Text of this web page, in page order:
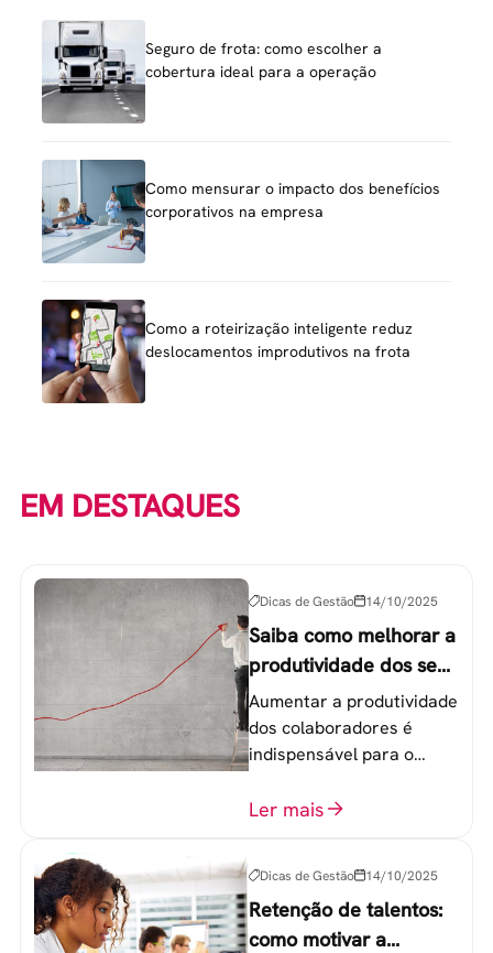
Seguro de frota: como escolher a
cobertura ideal para a operação
Como mensurar o impacto dos benefícios
corporativos na empresa
Como a roteirização inteligente reduz
deslocamentos improdutivos na frota
EM DESTAQUES
Dicas de Gestão 14/10/2025
Saiba como melhorar a
produtividade dos seus
colaboradores
Aumentar a produtividade
dos colaboradores é
indispensável para o
equipe de trabalho. 6
Ler mais
Dicas de Gestão 14/10/2025
Retenção de talentos:
como motivar a